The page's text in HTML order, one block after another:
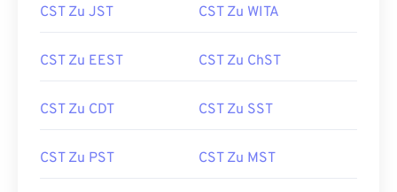
CST Zu JST CST Zu WITA
CST Zu EEST CST Zu ChST
CST Zu CDT CST Zu SST
CST Zu PST CST Zu MST